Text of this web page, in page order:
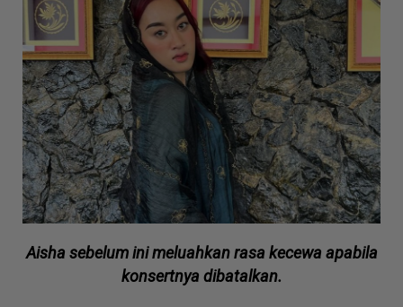
Aisha sebelum ini meluahkan rasa kecewa apabila
konsertnya dibatalkan.